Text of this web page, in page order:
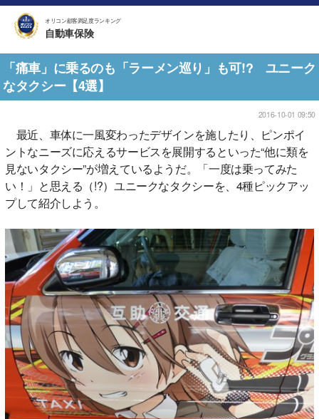
オリコン顧客満足度ランキング
自動車保険
「痛車」に乗るのも「ラーメン巡り」も可!? ユニーク
なタクシー【4選】
2016-10-01 09:50
最近、車体に一風変わったデザインを施したり、ピンポイ
ントなニーズに応えるサービスを展開するといった“他に類を
見ないタクシー”が増えているようだ。「一度は乗ってみた
い！」と思える（!?）ユニークなタクシーを、4種ピックアッ
プして紹介しよう。